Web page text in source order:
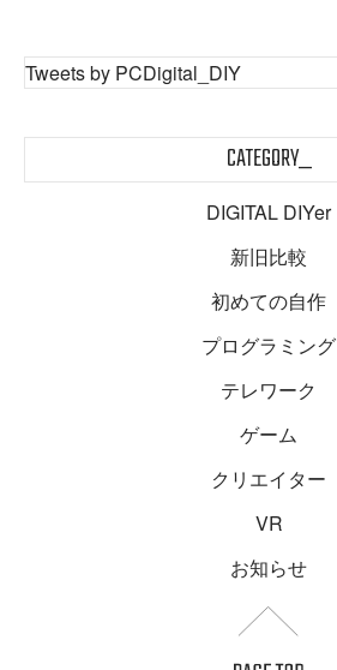
Tweets by PCDigital_DIY
CATEGORY_
DIGITAL DIYer
新旧比較
初めての自作
プログラミング
テレワーク
ゲーム
クリエイター
VR
お知らせ